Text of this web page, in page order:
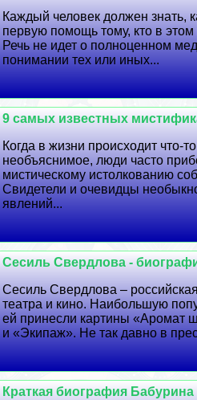
Каждый человек должен знать,
первую помощь тому, кто в этом
Речь не идет о полноценном
понимании тех или иных...
9 самых известных
Когда в жизни происходит что-то
необъяснимое, люди часто
мистическому истолкованию
Свидетели и очевидцы
явлений...
Сесиль Свердлова -
Сесиль Свердлова –
театра и кино. Наибольшую
ей принесли картины «Аромат
и «Экипаж». Не так давно в
Краткая биография Бабурина